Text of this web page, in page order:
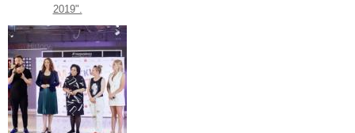
2019".